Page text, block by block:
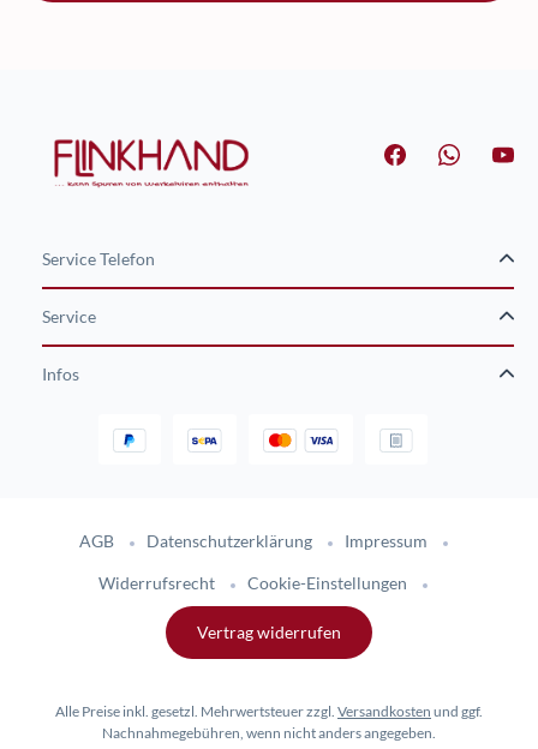
Service Telefon
Service
Infos
AGB Datenschutzerklärung Impressum
Widerrufsrecht Cookie-Einstellungen
Vertrag widerrufen
Alle Preise inkl. gesetzl. Mehrwertsteuer zzgl. Versandkosten und ggf.
Nachnahmegebühren, wenn nicht anders angegeben.
Gestaltung und Umsetzung des Online-Shops flinkhand-shop.de